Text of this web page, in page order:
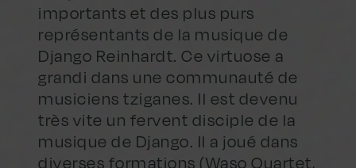
importants et des plus purs
représentants de la musique de
Django Reinhardt. Ce virtuose a
grandi dans une communauté de
musiciens tziganes. Il est devenu
très vite un fervent disciple de la
musique de Django. Il a joué dans
diverses formations (Waso Quartet,